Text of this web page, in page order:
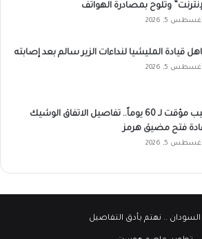
وتلوح بمصادرة الهواتف
أغسطس 5, 2026
قيادة المليشيا لنداءات الزير سالم بعد إصابته
أغسطس 5, 2026
ترتيب مؤقت لـ 60 يوماً.. تفاصيل الاتفاق الوشيك
فتح مضيق هرمز
أغسطس 5, 2026
.. نهتم بأدق التفاصيل